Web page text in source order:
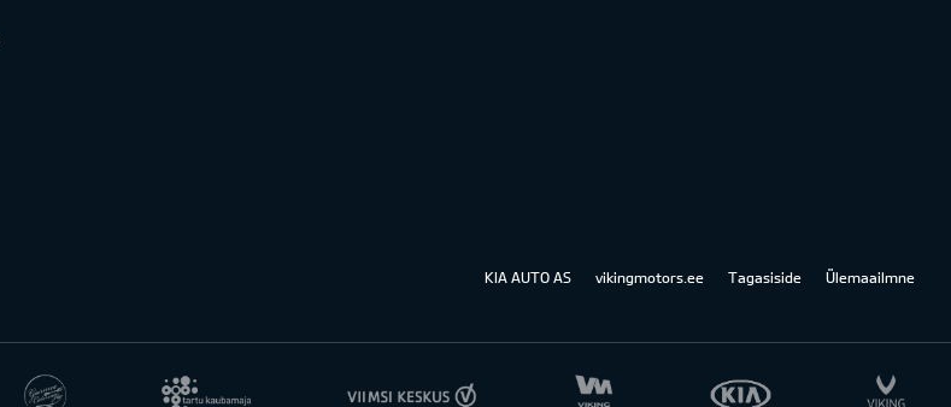
KIA AUTO AS vikingmotors.ee Tagasiside Ülemaailmne